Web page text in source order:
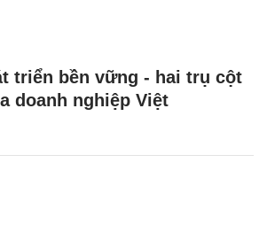
triển bền vững - hai trụ cột
doanh nghiệp Việt